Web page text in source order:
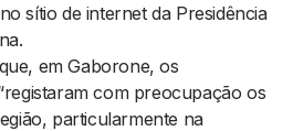
sítio de internet da Presidência
em Gaborone, os
com preocupação os
particularmente na